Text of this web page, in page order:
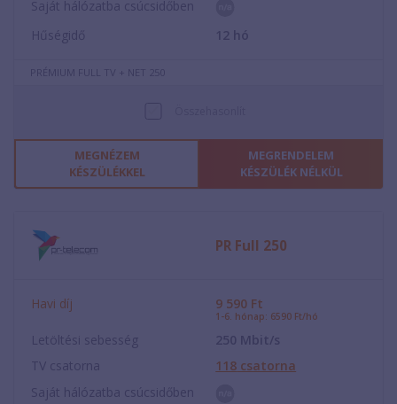
Saját hálózatba csúcsidőben
Hűségidő
12 hó
PRÉMIUM FULL TV + NET 250
MEGNÉZEM
KÉSZÜLÉKKEL
MEGRENDELEM
KÉSZÜLÉK NÉLKÜL
PR Full 250
Havi díj 9 590 Ft
1-6. hónap: 6590 Ft/hó
Letöltési sebesség 250 Mbit/s
TV csatorna
118 csatorna
Saját hálózatba csúcsidőben